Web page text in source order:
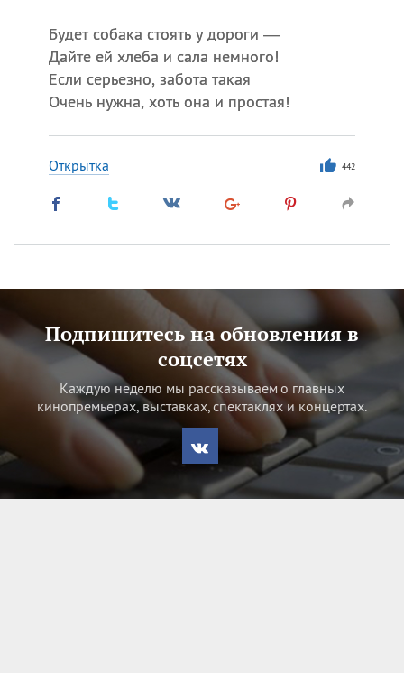
Будет собака стоять у дороги —
Дайте ей хлеба и сала немного!
Если серьезно, забота такая
Очень нужна, хоть она и простая!
Открытка 442
Подпишитесь на обновления в
соцсетях
Каждую неделю мы рассказываем о главных
кинопремьерах, выставках, спектаклях и концертах.